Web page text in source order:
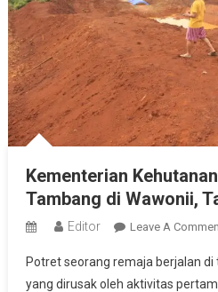
Kementerian
Tambang di Wawonii,
Editor Leave A
Potret seorang remaja berjalan
yang dirusak oleh aktivitas